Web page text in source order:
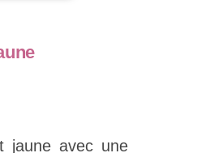
jaune avec une